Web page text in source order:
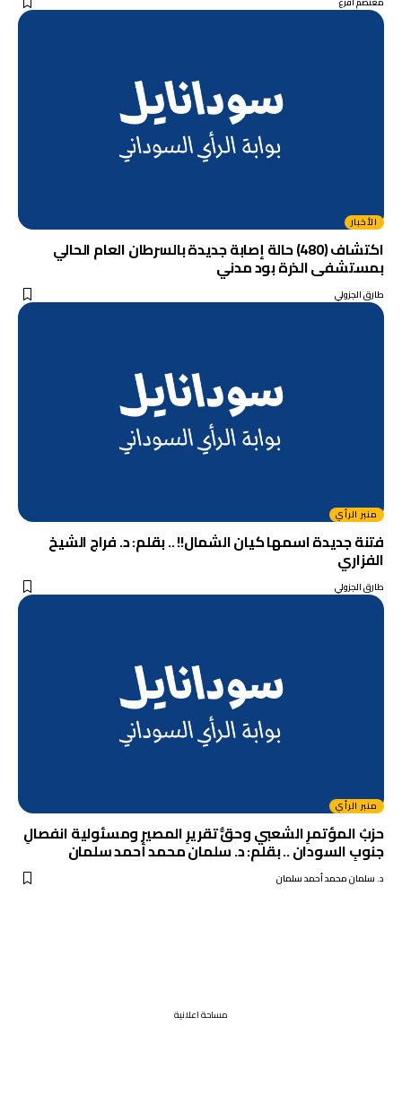
الأخبار
اكتشاف (480) حالة إصابة جديدة بالسرطان العام الحالي
بمستشفى الذرة بود مدني
طارق الجزولي
منبر الرأي
فتنة جديدة اسمها كيان الشمال!! .. بقلم: د. فراج الشيخ
الفزاري
طارق الجزولي
منبر الرأي
حزبُ المؤتمرِ الشعبي وحقُّ تقريرِ المصير ومسئولية انفصالِ
جنوبِ السودان .. بقلم: د. سلمان محمد أحمد سلمان
د. سلمان محمد أحمد سلمان
مساحة اعلانية